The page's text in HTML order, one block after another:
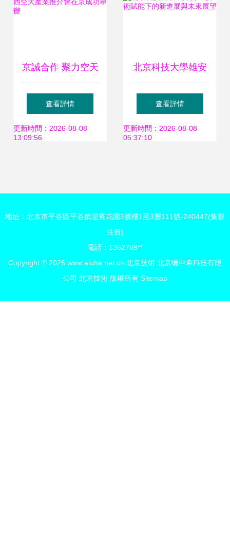
京誠合作 聚力空天
2023陜西空天產業
推介會在京成功舉
查看詳情
更新時間：2026-08-08
13:09:56
北京科技大學雄安
校區 技術賦能下的
新進展與未來展望
查看詳情
更新時間：2026-08-08
05:37:10
地址：北京市平谷區平谷鎮迎賓花園3號樓1至3層111號-240447(集群
注冊)
電話：1352709**
Copyright © 2026 www.aluha.net.cn 北京技術 北京蠟中希科技有限
公司 北京技術 版權所有 Sitemap